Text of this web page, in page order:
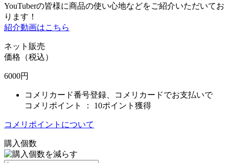
YouTuberの皆様に商品の使い心地などをご紹介いただいてお
ります！
紹介動画はこちら
ネット販売
価格（税込）
6000円
コメリカード番号登録、コメリカードでお支払いで
コメリポイント ： 10ポイント獲得
コメリポイントについて
購入個数